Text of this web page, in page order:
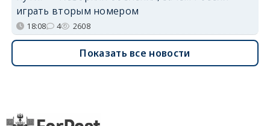
играть вторым номером
18:08 4 2608
Показать все новости